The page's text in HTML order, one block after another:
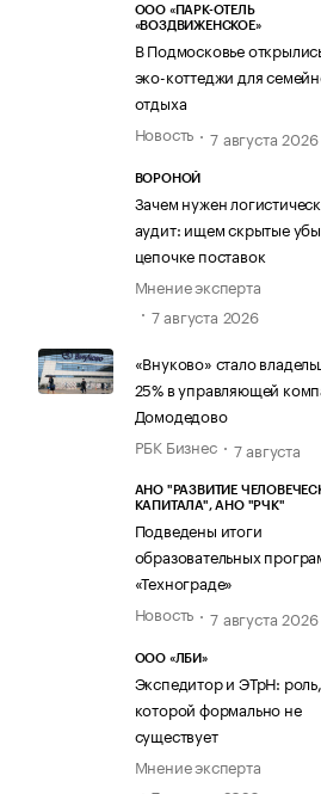
ООО «ПАРК-ОТЕЛЬ
«ВОЗДВИЖЕНСКОЕ»
В Подмосковье
эко-коттеджи для
отдыха
Новость
7 августа 2026
ВОРОНОЙ
Зачем нужен
аудит: ищем скрытые
цепочке поставок
Мнение эксперта
7 августа 2026
«Внуково» стало
25% в управляющей
Домодедово
РБК Бизнес
7 августа
АНО "РАЗВИТИЕ
КАПИТАЛА", АНО "РЧК"
Подведены итоги
образовательных
«Технограде»
Новость
7 августа 2026
ООО «ЛБИ»
Экспедитор и ЭТрН: роль,
которой формально не
существует
Мнение эксперта